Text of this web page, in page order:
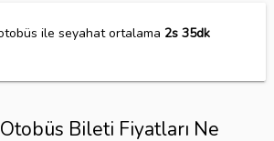
ile seyahat ortalama 2s 35dk
Bileti Fiyatları Ne